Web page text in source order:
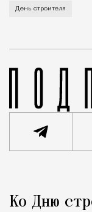
В этом году
День строителя
Город
Ко Дню